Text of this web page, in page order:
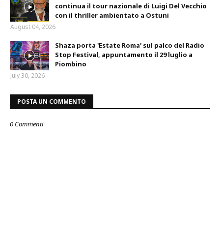
continua il tour nazionale di Luigi Del Vecchio
con il thriller ambientato a Ostuni
August 04, 2026
Shaza porta 'Estate Roma' sul palco del Radio
Stop Festival, appuntamento il 29 luglio a
Piombino
July 30, 2026
POSTA UN COMMENTO
0 Commenti